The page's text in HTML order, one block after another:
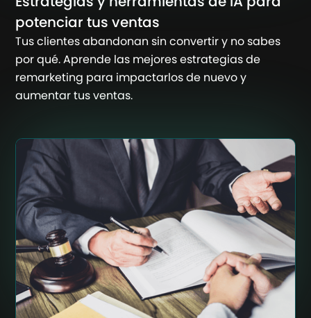
potenciar tus ventas
Tus clientes abandonan sin convertir y no sabes
por qué. Aprende las mejores estrategias de
remarketing para impactarlos de nuevo y
aumentar tus ventas.